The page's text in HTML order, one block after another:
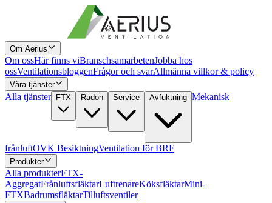
Om Aerius
Om ossHär finns viBranschsamarbetenJobba hos
ossVentilationsbloggenFrågor och svarAllmänna villkor & policy
Våra tjänster
Alla tjänster FTX Radon Service Avfuktning Mekanisk
frånluftOVK BesiktningVentilation för BRF
Produkter
Alla produkterFTX-
AggregatFrånluftsfläktarLuftrenareKöksfläktarMini-
FTXBadrumsfläktarTilluftsventiler